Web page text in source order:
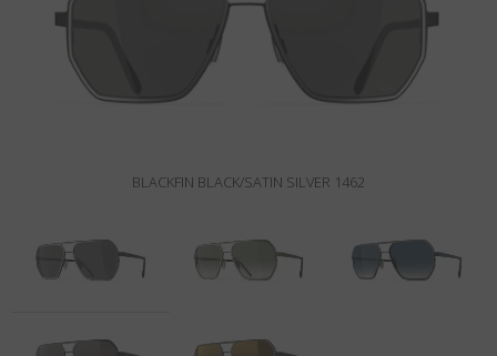
NEWSROOM
SHOPS
Sprache:Deutsch
BLACKFIN BLACK/SATIN SILVER 1462